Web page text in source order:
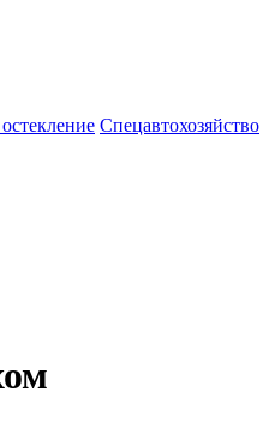
Спецавтохозяйство